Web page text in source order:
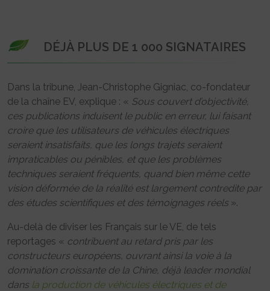
DÉJÀ PLUS DE 1 000 SIGNATAIRES
Dans la tribune, Jean-Christophe Gigniac, co-fondateur
de la chaîne EV, explique : « Sous couvert d’objectivité,
ces publications induisent le public en erreur, lui faisant
croire que les utilisateurs de véhicules électriques
seraient insatisfaits, que les longs trajets seraient
impraticables ou pénibles, et que les problèmes
techniques seraient fréquents, quand bien même cette
vision déformée de la réalité est largement contredite par
des études scientifiques et des témoignages réels».
Au-delà de diviser les Français sur le VE, de tels
reportages « contribuent au retard pris par les
constructeurs européens, ouvrant ainsi la voie à la
domination croissante de la Chine, déjà leader mondial
dans la production de véhicules électriques et de